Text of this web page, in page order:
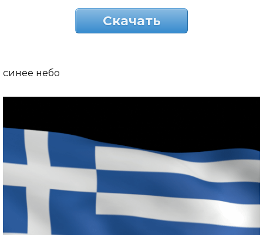
Скачать
синее небо